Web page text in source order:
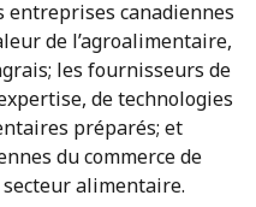
entreprises canadiennes
de l’agroalimentaire,
les fournisseurs de
de technologies
préparés; et
du commerce de
alimentaire.